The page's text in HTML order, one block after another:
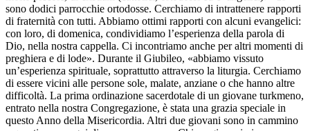
sono dodici parrocchie ortodosse. Cerchiamo di intrattenere rapporti
di fraternità con tutti. Abbiamo ottimi rapporti con alcuni evangelici:
con loro, di domenica, condividiamo l’esperienza della parola di
Dio, nella nostra cappella. Ci incontriamo anche per altri momenti di
preghiera e di lode». Durante il Giubileo, «abbiamo vissuto
un’esperienza spirituale, soprattutto attraverso la liturgia. Cerchiamo
di essere vicini alle persone sole, malate, anziane o che hanno altre
difficoltà. La prima ordinazione sacerdotale di un giovane turkmeno,
entrato nella nostra Congregazione, è stata una grazia speciale in
questo Anno della Misericordia. Altri due giovani sono in cammino